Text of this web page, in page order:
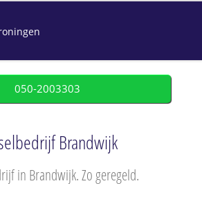
050-2003303
Brandwijk
in Brandwijk. Zo geregeld.